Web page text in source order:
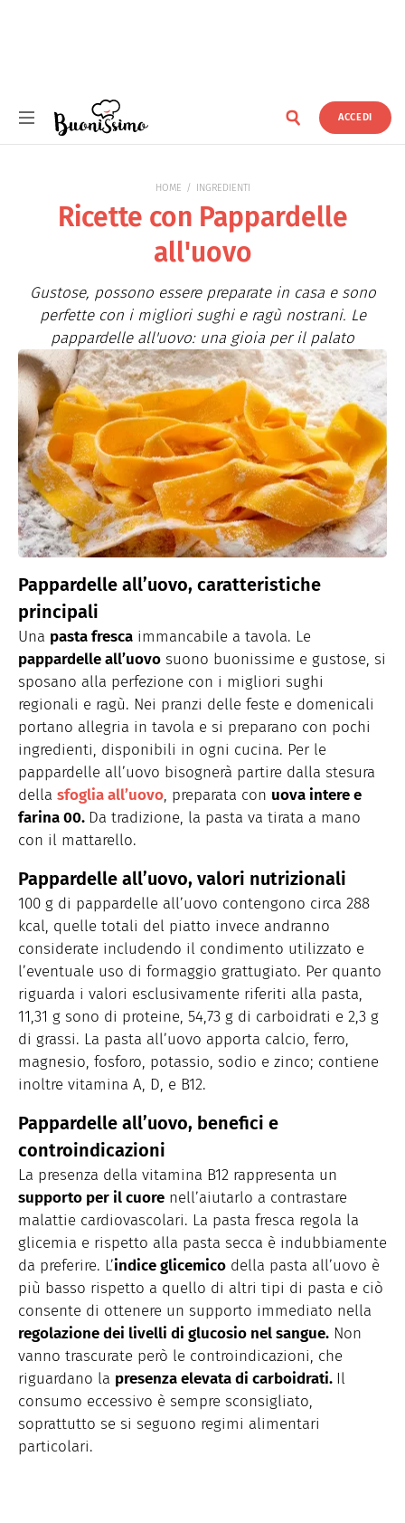
ACCEDI
HOME INGREDIENTI
Ricette con Pappardelle
all'uovo
Gustose, possono essere preparate in casa e sono
perfette con i migliori sughi e ragù nostrani. Le
pappardelle all'uovo: una gioia per il palato
Pappardelle all’uovo, caratteristiche
principali
Una pasta fresca immancabile a tavola. Le
pappardelle all’uovo suono buonissime e gustose, si
sposano alla perfezione con i migliori sughi
regionali e ragù. Nei pranzi delle feste e domenicali
portano allegria in tavola e si preparano con pochi
ingredienti, disponibili in ogni cucina. Per le
pappardelle all’uovo bisognerà partire dalla stesura
della sfoglia all’uovo, preparata con uova intere e
farina 00. Da tradizione, la pasta va tirata a mano
con il mattarello.
Pappardelle all’uovo, valori nutrizionali
100 g di pappardelle all’uovo contengono circa 288
kcal, quelle totali del piatto invece andranno
considerate includendo il condimento utilizzato e
l’eventuale uso di formaggio grattugiato. Per quanto
riguarda i valori esclusivamente riferiti alla pasta,
11,31 g sono di proteine, 54,73 g di carboidrati e 2,3 g
di grassi. La pasta all’uovo apporta calcio, ferro,
magnesio, fosforo, potassio, sodio e zinco; contiene
inoltre vitamina A, D, e B12.
Pappardelle all’uovo, benefici e
controindicazioni
La presenza della vitamina B12 rappresenta un
supporto per il cuore nell’aiutarlo a contrastare
malattie cardiovascolari. La pasta fresca regola la
glicemia e rispetto alla pasta secca è indubbiamente
da preferire. L’indice glicemico della pasta all’uovo è
più basso rispetto a quello di altri tipi di pasta e ciò
consente di ottenere un supporto immediato nella
regolazione dei livelli di glucosio nel sangue. Non
vanno trascurate però le controindicazioni, che
riguardano la presenza elevata di carboidrati. Il
consumo eccessivo è sempre sconsigliato,
soprattutto se si seguono regimi alimentari
particolari.